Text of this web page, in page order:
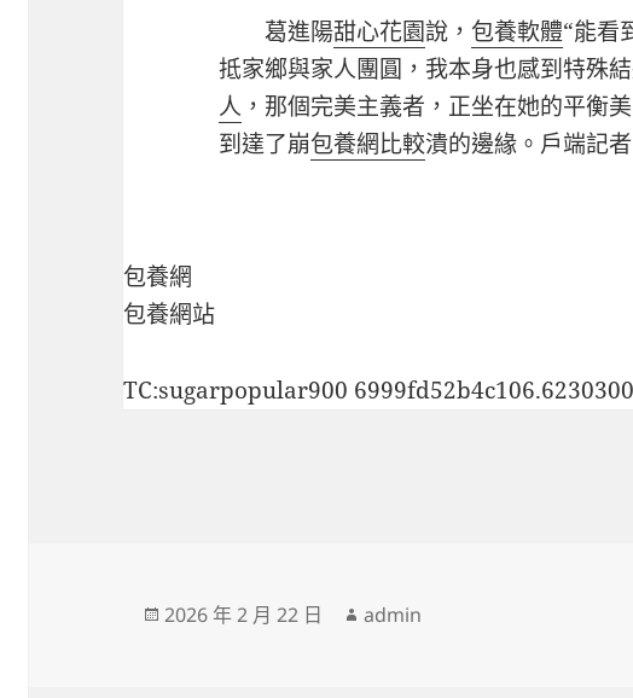
葛進陽甜心花園說， 包養軟體“能看
抵家鄉與家人團圓，我本身也感到特殊
人 ，那個完美主義者，正坐在她的平衡
到達了崩包養網比較潰的邊緣。戶端記者
包養網
包養網站
TC:sugarpopular900
發
2026 年 2 月 22 日
作
admin